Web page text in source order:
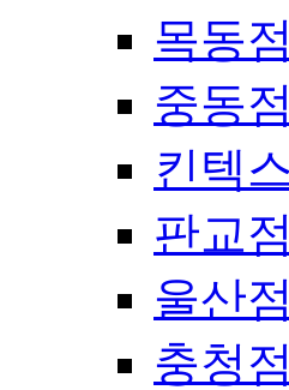
목동점
중동점
킨텍
판교점
울산점
충청점